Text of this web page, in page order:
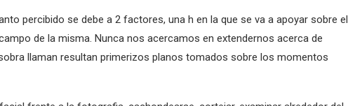
percibido se debe a 2 factores, una h en la que se va a apoyar sobre el
de la misma. Nunca nos acercamos en extendernos acerca de
llaman resultan primerizos planos tomados sobre los momentos